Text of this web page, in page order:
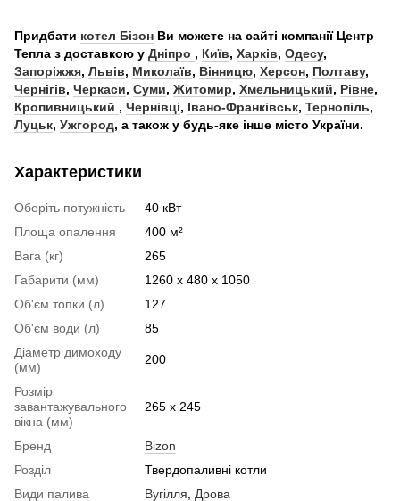
Придбати котел Бізон Ви можете на сайті компанії Центр
Тепла з доставкою у Дніпро , Київ, Харків, Одесу,
Запоріжжя, Львів, Миколаїв, Вінницю, Херсон, Полтаву,
Чернігів, Черкаси, Суми, Житомир, Хмельницький, Рівне,
Кропивницький , Чернівці, Івано-Франківськ, Тернопіль,
Луцьк, Ужгород, а також у будь-яке інше місто України.
Характеристики
Оберіть потужність
40 кВт
Площа опалення
400 м²
Вага (кг)
265
Габарити (мм)
1260 х 480 х 1050
Об'єм топки (л)
127
Об'єм води (л)
85
Діаметр димоходу
(мм)
200
Розмір
завантажувального
вікна (мм)
265 х 245
Бренд
Bizon
Розділ
Твердопаливні котли
Види палива
Вугілля Дрова